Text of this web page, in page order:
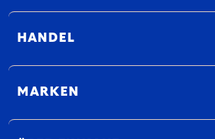
HANDEL
MARKEN